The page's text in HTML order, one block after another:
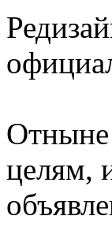
Отныне
целям,